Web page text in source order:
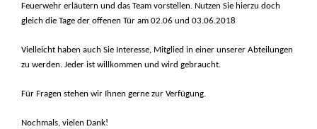
Feuerwehr erläutern und das Team vorstellen. Nutzen Sie hierzu doch
gleich die Tage der offenen Tür am 02.06 und 03.06.2018
Vielleicht haben auch Sie Interesse, Mitglied in einer unserer Abteilungen
zu werden. Jeder ist willkommen und wird gebraucht.
Für Fragen stehen wir Ihnen gerne zur Verfügung.
Nochmals, vielen Dank!